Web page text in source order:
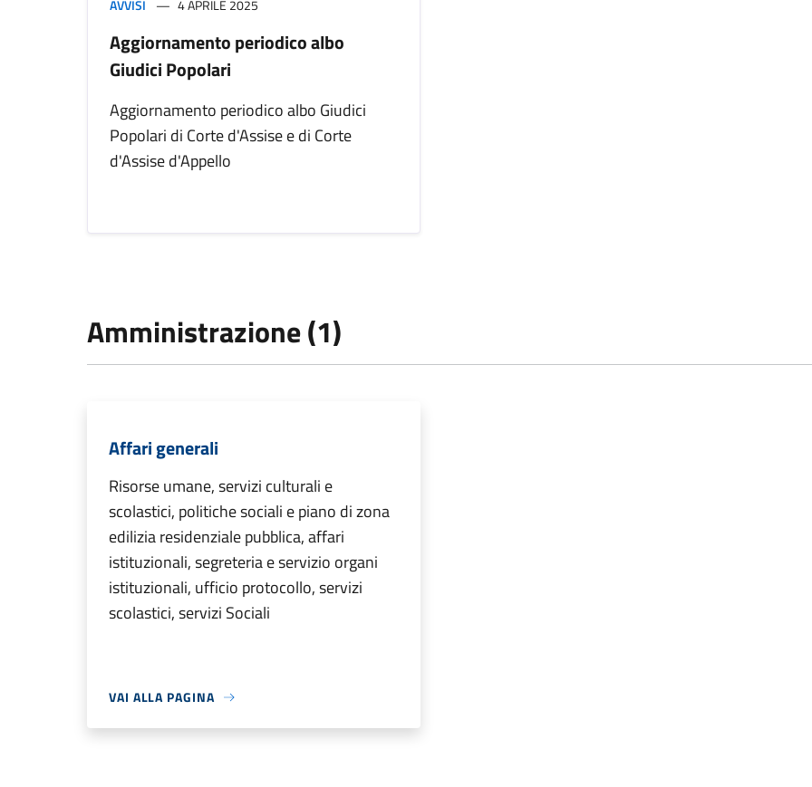
AVVISI 4 APRILE 2025
Aggiornamento periodico albo
Giudici Popolari
Aggiornamento periodico albo Giudici
Popolari di Corte d'Assise e di Corte
d'Assise d'Appello
Amministrazione (1)
Affari generali
Risorse umane, servizi culturali e
scolastici, politiche sociali e piano di zona
edilizia residenziale pubblica, affari
istituzionali, segreteria e servizio organi
istituzionali, ufficio protocollo, servizi
scolastici, servizi Sociali
VAI ALLA PAGINA